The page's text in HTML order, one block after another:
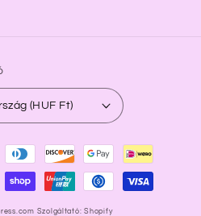
(HUF Ft)
Szolgáltató: Shopify